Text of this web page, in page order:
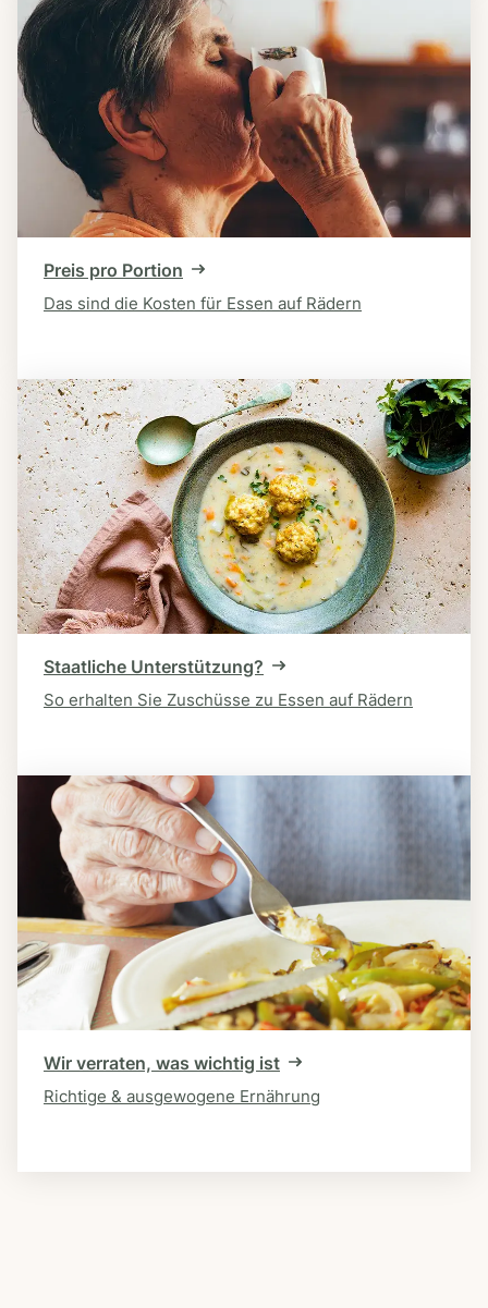
Preis pro Portion
Das sind die Kosten für Essen auf Rädern
Staatliche Unterstützung?
So erhalten Sie Zuschüsse zu Essen auf Rädern
Wir verraten, was wichtig ist
Richtige & ausgewogene Ernährung